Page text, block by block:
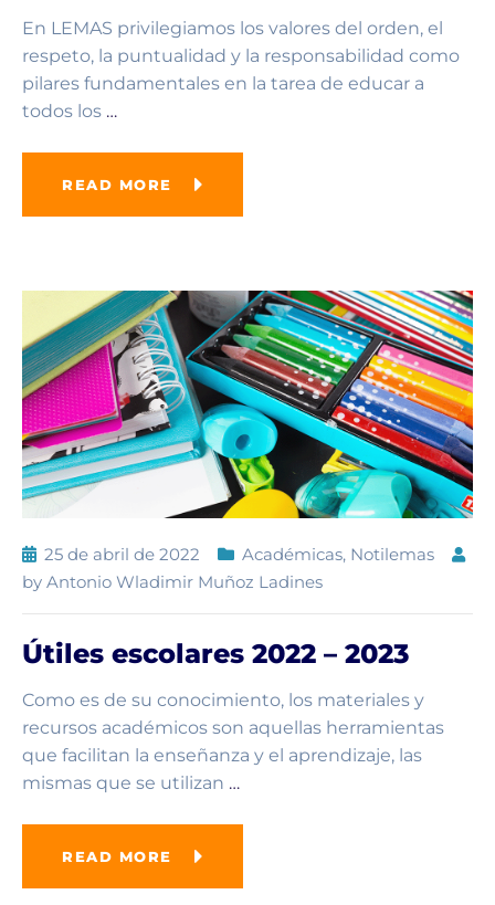
En LEMAS privilegiamos los valores del orden, el
respeto, la puntualidad y la responsabilidad como
pilares fundamentales en la tarea de educar a
todos los …
READ MORE
25 de abril de 2022 Académicas, Notilemas
by Antonio Wladimir Muñoz Ladines
Útiles escolares 2022 – 2023
Como es de su conocimiento, los materiales y
recursos académicos son aquellas herramientas
que facilitan la enseñanza y el aprendizaje, las
mismas que se utilizan …
READ MORE